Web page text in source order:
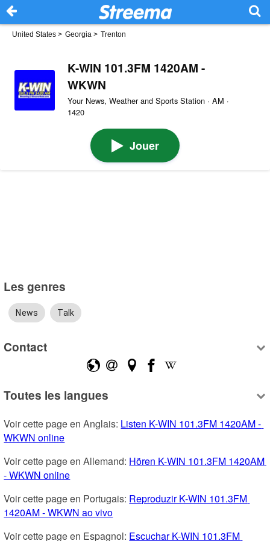
United States > Georgia > Trenton
K-WIN 101.3FM 1420AM -
WKWN
Your News, Weather and Sports Station · AM ·
1420
Jouer
Les genres
News Talk
Contact
Toutes les langues
Voir cette page en Anglais: Listen K-WIN 101.3FM 1420AM -
WKWN online
Voir cette page en Allemand: Hören K-WIN 101.3FM 1420AM
- WKWN online
Voir cette page en Portugais: Reproduzir K-WIN 101.3FM
1420AM - WKWN ao vivo
Voir cette page en Espagnol: Escuchar K-WIN 101.3FM